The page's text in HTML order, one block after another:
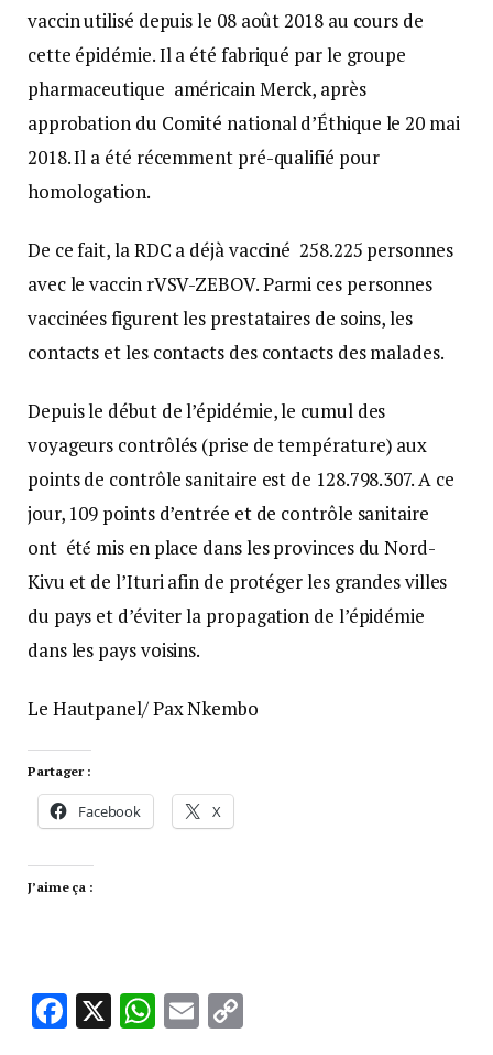
vaccin utilisé depuis le 08 août 2018 au cours de
cette épidémie. Il a été fabriqué par le groupe
pharmaceutique américain Merck, après
approbation du Comité national d’Éthique le 20 mai
2018. Il a été récemment pré-qualifié pour
homologation.
De ce fait, la RDC a déjà vacciné 258.225 personnes
avec le vaccin rVSV-ZEBOV. Parmi ces personnes
vaccinées figurent les prestataires de soins, les
contacts et les contacts des contacts des malades.
Depuis le début de l’épidémie, le cumul des
voyageurs contrôlés (prise de température) aux
points de contrôle sanitaire est de 128.798.307. A ce
jour, 109 points d’entrée et de contrôle sanitaire
ont été́ mis en place dans les provinces du Nord-
Kivu et de l’Ituri afin de protéger les grandes villes
du pays et d’éviter la propagation de l’épidémie
dans les pays voisins.
Le Hautpanel/ Pax Nkembo
Partager :
Facebook X
J’aime ça :
Facebook
X WhatsApp
Email